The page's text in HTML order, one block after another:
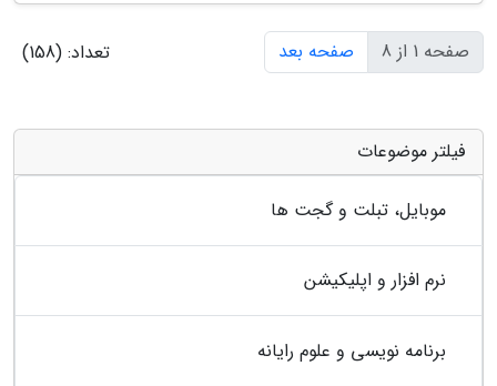
صفحه 1 از 8 صفحه بعد تعداد: (158)
فیلتر موضوعات
موبایل، تبلت و گجت ها
نرم افزار و اپلیکیشن
برنامه نویسی و علوم رایانه